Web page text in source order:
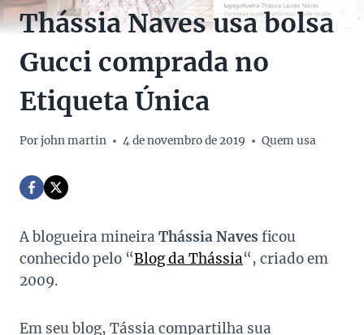
Thássia Naves usa bolsa
Gucci comprada no
Etiqueta Única
Porjohn martin 4 de novembro de 2019 Quem usa
A blogueira mineira Thássia Naves ficou
conhecido pelo “Blog da Thássia“, criado em
2009.
Em seu blog, Tássia compartilha sua